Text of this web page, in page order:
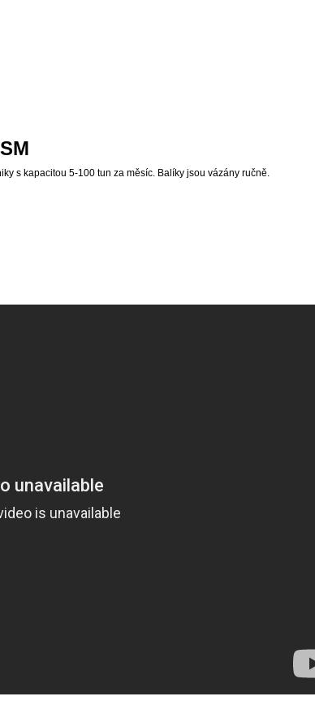
s kapacitou 5-100 tun za měsíc. Balíky jsou vázány ručně.